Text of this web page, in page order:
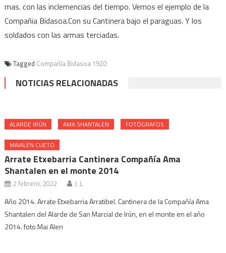
mas. con las inclemencias del tiempo. Vemos el ejemplo de la
Compañia Bidasoa.Con su Cantinera bajo el paraguas. Y los
soldados con las armas terciadas.
Tagged Compañía Bidasoa 1920
NOTICIAS RELACIONADAS
ALARDE IRÚN AMA SHANTALEN FOTÓGRAFOS
MAIALEN CUETO
Arrate Etxebarria Cantinera Compañía Ama
Shantalen en el monte 2014
2 febrero, 2022 J. L.
Año 2014. Arrate Etxebarria Arratibel. Cantinera de la Compañía Ama
Shantalen del Alarde de San Marcial de Irún, en el monte en el año
2014. foto Mai Alen